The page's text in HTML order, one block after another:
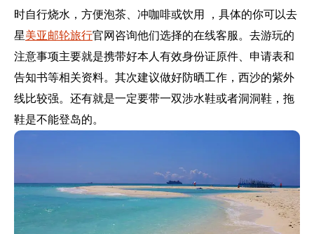
时自行烧水，方便泡茶、冲咖啡或饮用 ，具体的你可以去
星美亚邮轮旅行官网咨询他们选择的在线客服。去游玩的
注意事项主要就是携带好本人有效身份证原件、申请表和
告知书等相关资料。其次建议做好防晒工作，西沙的紫外
线比较强。还有就是一定要带一双涉水鞋或者洞洞鞋，拖
鞋是不能登岛的。